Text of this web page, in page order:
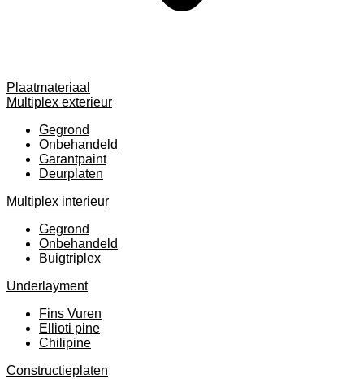
Plaatmateriaal
Multiplex exterieur
Gegrond
Onbehandeld
Garantpaint
Deurplaten
Multiplex interieur
Gegrond
Onbehandeld
Buigtriplex
Underlayment
Fins Vuren
Ellioti pine
Chilipine
Constructieplaten